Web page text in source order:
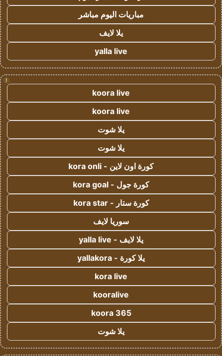
مباريات اليوم مباشر
يلا لايف
yalla live
!
koora live
koora live
يلا شوت
يلا شوت
كورة اون لاين - kora onli
كورة جول - kora goal
كورة ستار - kora star
سوريا لايف
يلا لايف - yalla live
يلا كورة - yallakora
kora live
kooralive
koora 365
يلا شوت